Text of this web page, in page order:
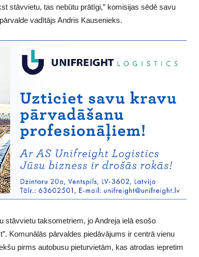
stāvvietu, tas nebūtu prātīgi,” komisijas sēdē savu
vadītājs Andris Kausenieks.
stāvvietu taksometriem, jo Andreja ielā esošo
Komunālās pārvaldes piedāvājums ir centrā vienu
pirms autobusu pieturvietām, kas atrodas iepretim